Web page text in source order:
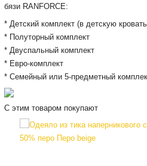
бязи RANFORCE:
* Детский комплект (в детскую
* Полуторный комплект
* Двуспальный комплект
* Евро-комплект
* Семейный или 5-предметный
С этим товаром покупают